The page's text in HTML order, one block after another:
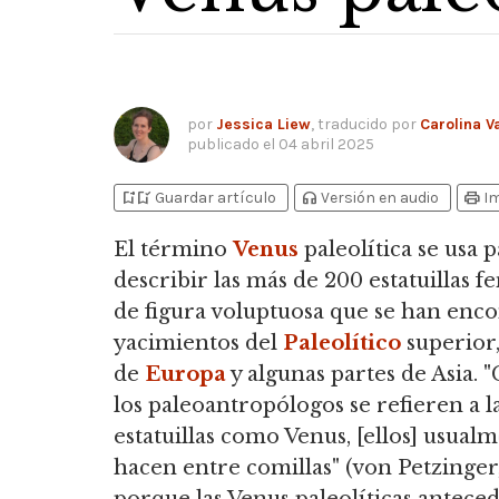
por Jessica Liew, traducido por Carolina
publicado el 04 abril 2025
bookmark_addbookmark_added Guardar artículo headphones Versión en audio print
El términoVenus paleolítica se usa
describir las más de 200 estatuillas
de figura voluptuosa que se han
yacimientos del Paleolítico
de Europay algunas partes de Asia.
los paleoantropólogos se refieren a
estatuillas como Venus, [ellos]
hacen entre comillas" (von